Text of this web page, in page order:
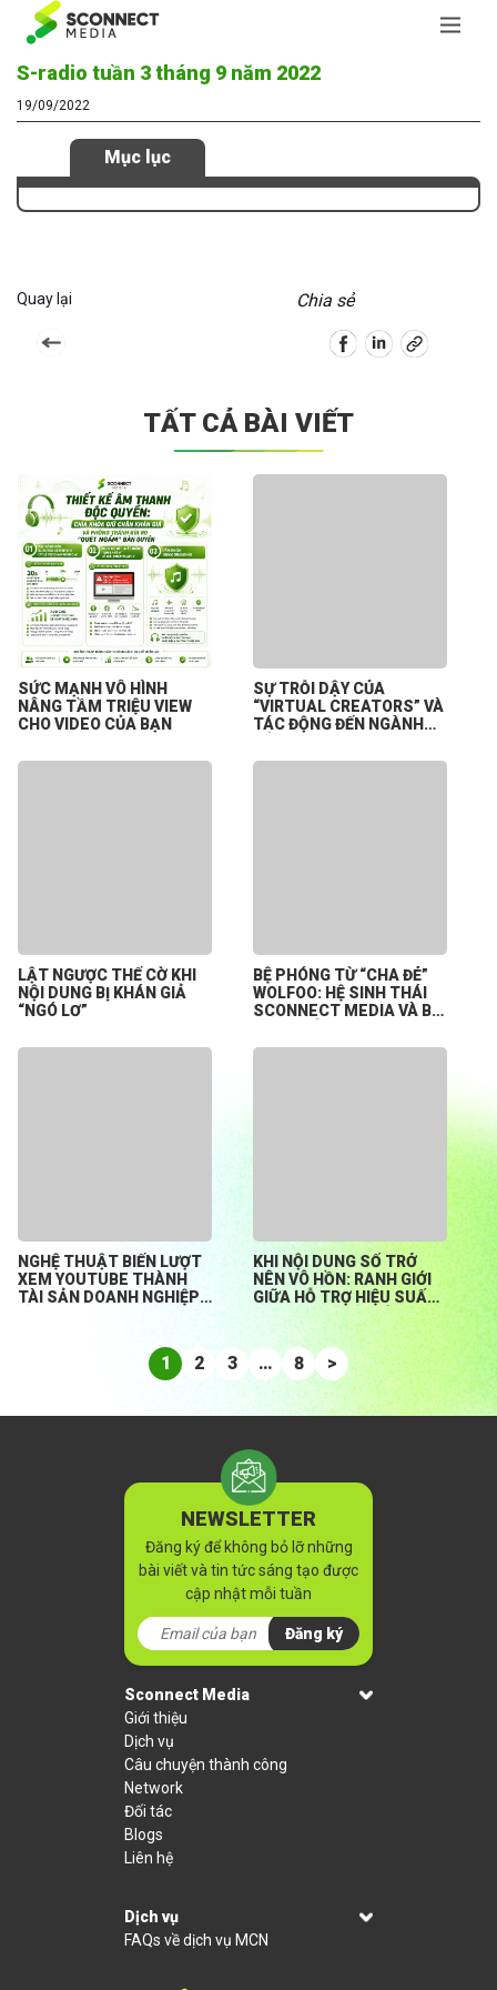
S-radio tuần 3 tháng 9 năm 2022
19/09/2022
Mục lục
Quay lại Chia sẻ
TẤT CẢ BÀI VIẾT
SỨC MẠNH VÔ HÌNH
NÂNG TẦM TRIỆU VIEW
CHO VIDEO CỦA BẠN
SỰ TRỖI DẬY CỦA
“VIRTUAL CREATORS” VÀ
TÁC ĐỘNG ĐẾN NGÀNH
SỐ
LẬT NGƯỢC THẾ CỜ KHI
NỘI DUNG BỊ KHÁN GIẢ
“NGÓ LƠ”
BỆ PHÓNG TỪ “CHA ĐẺ”
WOLFOO: HỆ SINH THÁI
SCONNECT MEDIA VÀ BÀI
KHỞI NGHIỆP TỪ CON SỐ
NGHỆ THUẬT BIẾN LƯỢT
XEM YOUTUBE THÀNH
TÀI SẢN DOANH NGHIỆP
KHI NỘI DUNG SỐ TRỞ
NÊN VÔ HỒN: RANH GIỚI
GIỮA HỖ TRỢ HIỆU SUẤT
HAY ĐÁNH MẤT BẢN
1 2 3 … 8 >
NEWSLETTER
Đăng ký để không bỏ lỡ những
bài viết và tin tức sáng tạo được
cập nhật mỗi tuần
Đăng ký
Sconnect Media
Giới thiệu
Dịch vụ
Câu chuyện thành công
Network
Đối tác
Blogs
Liên hệ
Dịch vụ
FAQs về dịch vụ MCN